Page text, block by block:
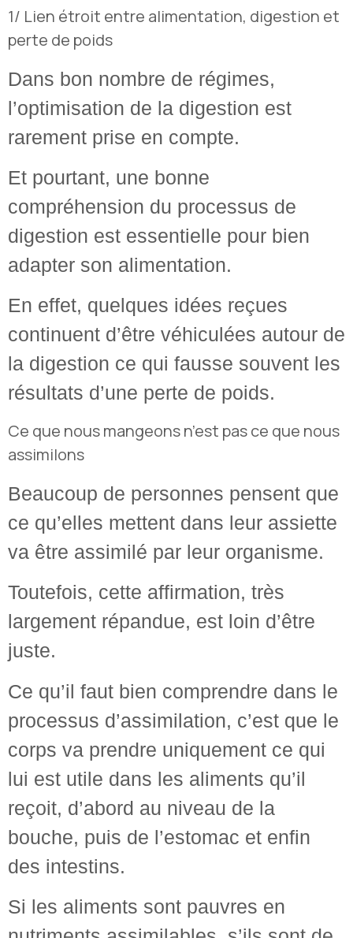
1/ Lien étroit entre alimentation, digestion et
perte de poids
Dans bon nombre de régimes,
l’optimisation de la digestion est
rarement prise en compte.
Et pourtant, une bonne
compréhension du processus de
digestion est essentielle pour bien
adapter son alimentation.
En effet, quelques idées reçues
continuent d’être véhiculées autour de
la digestion ce qui fausse souvent les
résultats d’une perte de poids.
Ce que nous mangeons n’est pas ce que nous
assimilons
Beaucoup de personnes pensent que
ce qu’elles mettent dans leur assiette
va être assimilé par leur organisme.
Toutefois, cette affirmation, très
largement répandue, est loin d’être
juste.
Ce qu’il faut bien comprendre dans le
processus d’assimilation, c’est que le
corps va prendre uniquement ce qui
lui est utile dans les aliments qu’il
reçoit, d’abord au niveau de la
bouche, puis de l’estomac et enfin
des intestins.
Si les aliments sont pauvres en